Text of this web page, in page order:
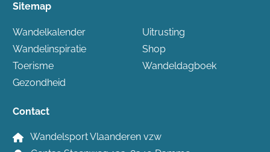
Sitemap
Wandelkalender
Wandelinspiratie
Toerisme
Gezondheid
Uitrusting
Shop
Wandeldagboek
Contact
Wandelsport Vlaanderen vzw